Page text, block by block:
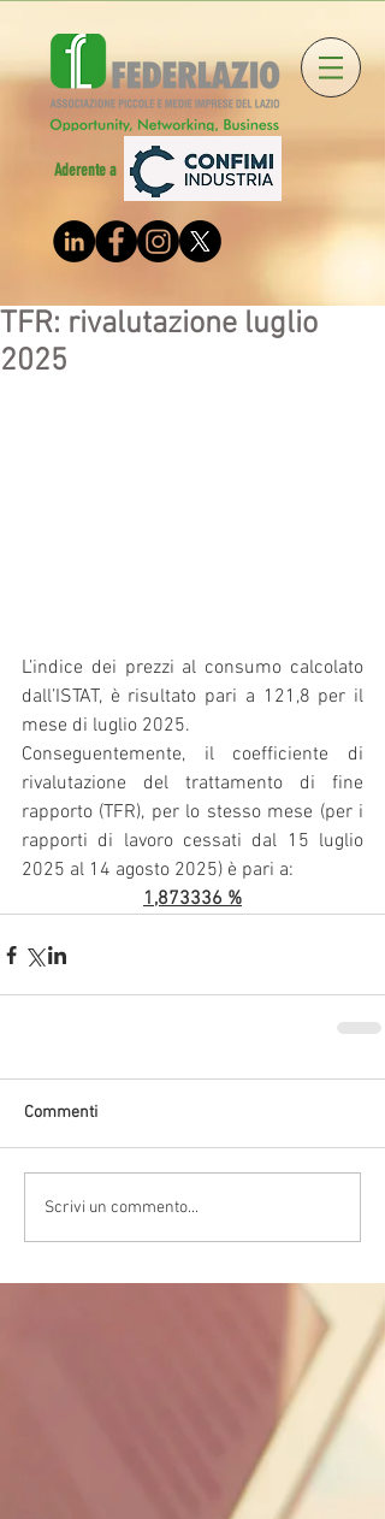
Aderente a
TFR: rivalutazione luglio
2025
L’indice dei prezzi al consumo calcolato
dall’ISTAT, è risultato pari a 121,8 per il
mese di luglio 2025.
Conseguentemente, il coefficiente di
rivalutazione del trattamento di fine
rapporto (TFR), per lo stesso mese (per i
rapporti di lavoro cessati dal 15 luglio
2025 al 14 agosto 2025) è pari a:
1,873336 %
Commenti
Scrivi un commento...